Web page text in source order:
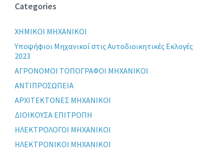
Categories
XHMIKOI MHXANIKOI
Yποψήφιοι Μηχανικοί στις Αυτοδιοικητικές Εκλογές
2023
ΑΓΡΟΝΟΜΟΙ ΤΟΠΟΓΡΑΦΟΙ ΜΗΧΑΝΙΚΟΙ
ΑΝΤΙΠΡΟΣΩΠΕΙΑ
ΑΡΧΙΤΕΚΤΟΝΕΣ ΜΗΧΑΝΙΚΟΙ
ΔΙΟΙΚΟΥΣΑ ΕΠΙΤΡΟΠΗ
ΗΛΕΚΤΡΟΛΟΓΟΙ ΜΗΧΑΝΙΚΟΙ
ΗΛΕΚΤΡΟΝΙΚΟΙ ΜΗΧΑΝΙΚΟΙ